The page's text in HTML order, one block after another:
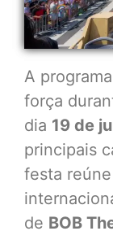
A
força
dia 19 de
principais
festa
de BOB